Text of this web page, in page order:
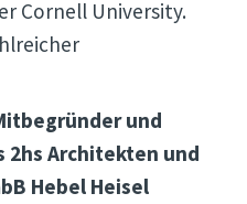
Cornell University.
und
2hs Architekten und
Hebel Heisel